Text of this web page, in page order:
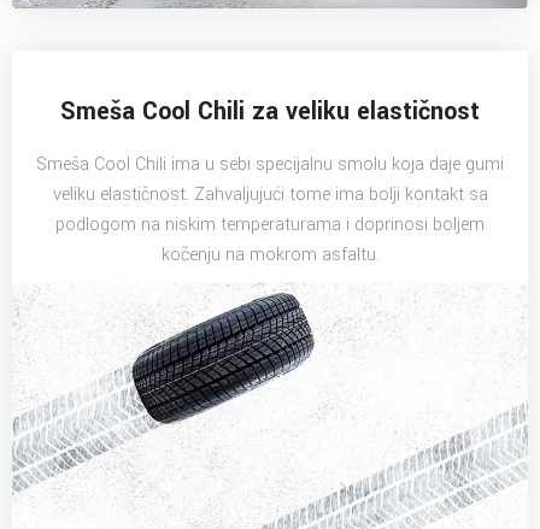
Smeša Cool Chili za veliku elastičnost
Smeša Cool Chili ima u sebi specijalnu smolu koja daje gumi
veliku elastičnost. Zahvaljujući tome ima bolji kontakt sa
podlogom na niskim temperaturama i doprinosi boljem
kočenju na mokrom asfaltu.